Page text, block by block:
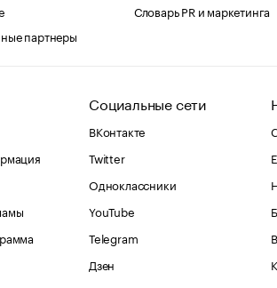
партнеры
Словарь PR и маркетинга
Социальные сети
ВКонтакте
Twitter
Одноклассники
YouTube
Telegram
Дзен